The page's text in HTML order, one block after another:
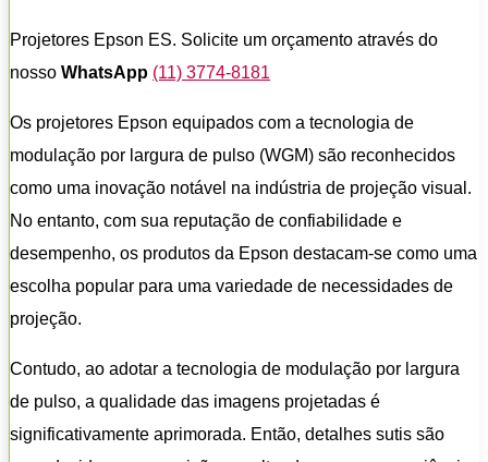
Projetores Epson ES. Solicite um orçamento através do
nosso WhatsApp (11) 3774-8181
Os projetores Epson equipados com a tecnologia de
modulação por largura de pulso (WGM) são reconhecidos
como uma inovação notável na indústria de projeção visual.
No entanto, com sua reputação de confiabilidade e
desempenho, os produtos da Epson destacam-se como uma
escolha popular para uma variedade de necessidades de
projeção.
Contudo, ao adotar a tecnologia de modulação por largura
de pulso, a qualidade das imagens projetadas é
significativamente aprimorada. Então, detalhes sutis são